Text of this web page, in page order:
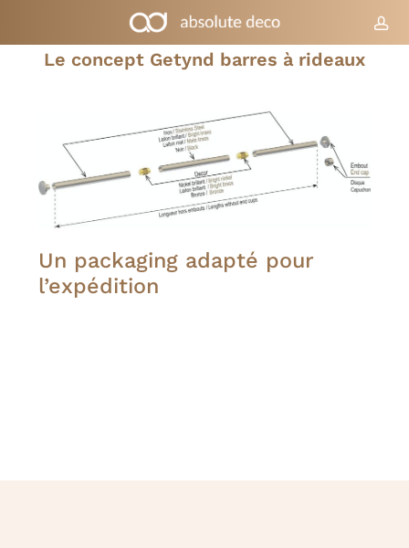
Chariot Fermer
le
panier
Le concept Getynd barres à rideaux
Un packaging adapté pour
l’expédition